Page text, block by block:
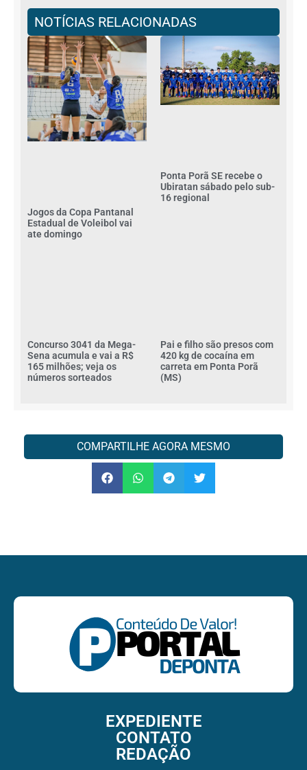
NOTÍCIAS RELACIONADAS
Jogos da Copa Pantanal
Estadual de Voleibol vai
ate domingo
Ponta Porã SE recebe o
Ubiratan sábado pelo sub-
16 regional
Concurso 3041 da Mega-
Sena acumula e vai a R$
165 milhões; veja os
números sorteados
Pai e filho são presos com
420 kg de cocaína em
carreta em Ponta Porã
(MS)
COMPARTILHE AGORA MESMO
EXPEDIENTE
CONTATO
REDAÇÃO